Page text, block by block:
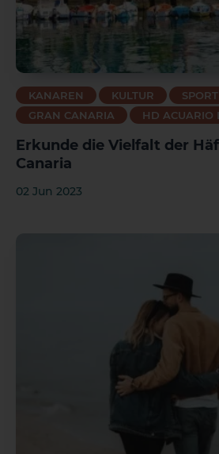
KANAREN KULTUR
SPORT
GRAN CANARIA
HD ACUARIO
Erkunde die Vielfalt der
Canaria
02 Jun 2023